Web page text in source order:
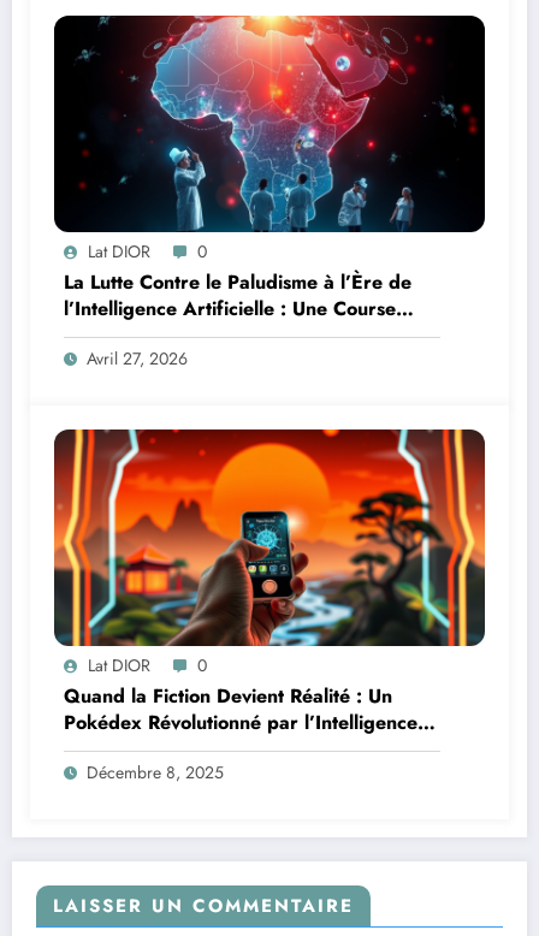
Lat DIOR 0
La Lutte Contre le Paludisme à l’Ère de
l’Intelligence Artificielle : Une Course
Contre la Montre Africaine
Avril 27, 2026
Lat DIOR 0
Quand la Fiction Devient Réalité : Un
Pokédex Révolutionné par l’Intelligence
Artificielle
Décembre 8, 2025
LAISSER UN COMMENTAIRE